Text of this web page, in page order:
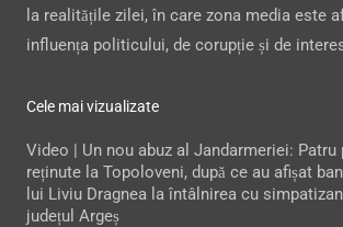
la realitățile zilei, în care zona media este
influența politicului, de corupție și de
Cele mai vizualizate
Video | Un nou abuz al Jandarmeriei: Patru
reținute la Topoloveni, după ce au afișat
lui Liviu Dragnea la întâlnirea cu
județul Argeș